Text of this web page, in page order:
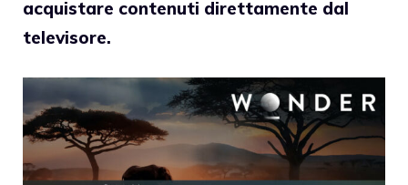
acquistare contenuti direttamente dal
televisore.